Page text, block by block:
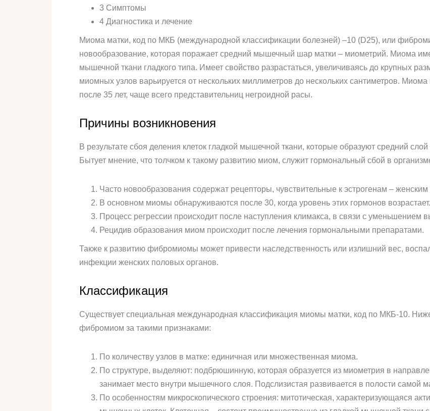
3 Симптомы
4 Диагностика и лечение
Миома матки, код по МКБ (международной классификации болезней) –10 (D25), или
новообразование, которая поражает средний мышечный шар матки – миометрий. Миома
мышечной ткани гладкого типа. Имеет свойство разрастаться, увеличиваясь до крупных
миомных узлов варьируется от нескольких миллиметров до нескольких сантиметров.
после 35 лет, чаще всего представительниц негроидной расы.
Причины возникновения
В результате сбоя деления клеток гладкой мышечной ткани, которые образуют средний
Бытует мнение, что толчком к такому развитию миом, служит гормональный сбой в
Часто новообразования содержат рецепторы, чувствительные к эстрогенам –
В основном миомы обнаруживаются после 30, когда уровень этих гормонов возрастает.
Процесс регрессии происходит после наступления климакса, в связи с уменьшением
Рецидив образования миом происходит после лечения гормональными препаратами.
Также к развитию фибромиомы может привести наследственность или излишний вес,
инфекции женских половых органов.
Классификация
Существует специальная международная классификация миомы матки, код по МКБ-10.
фибромиом за такими признаками:
По количеству узлов в матке: единичная или множественная миома.
По структуре, выделяют: подбрюшинную, которая образуется из миометрия в
занимает место внутри мышечного слоя. Подслизистая развивается в полости самой
По особенностям микроскопического строения: митотическая, характеризующаяся